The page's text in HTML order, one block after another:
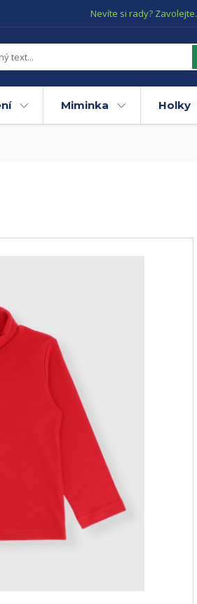
Nevíte si rady? Zavolejte.
Miminka Holky